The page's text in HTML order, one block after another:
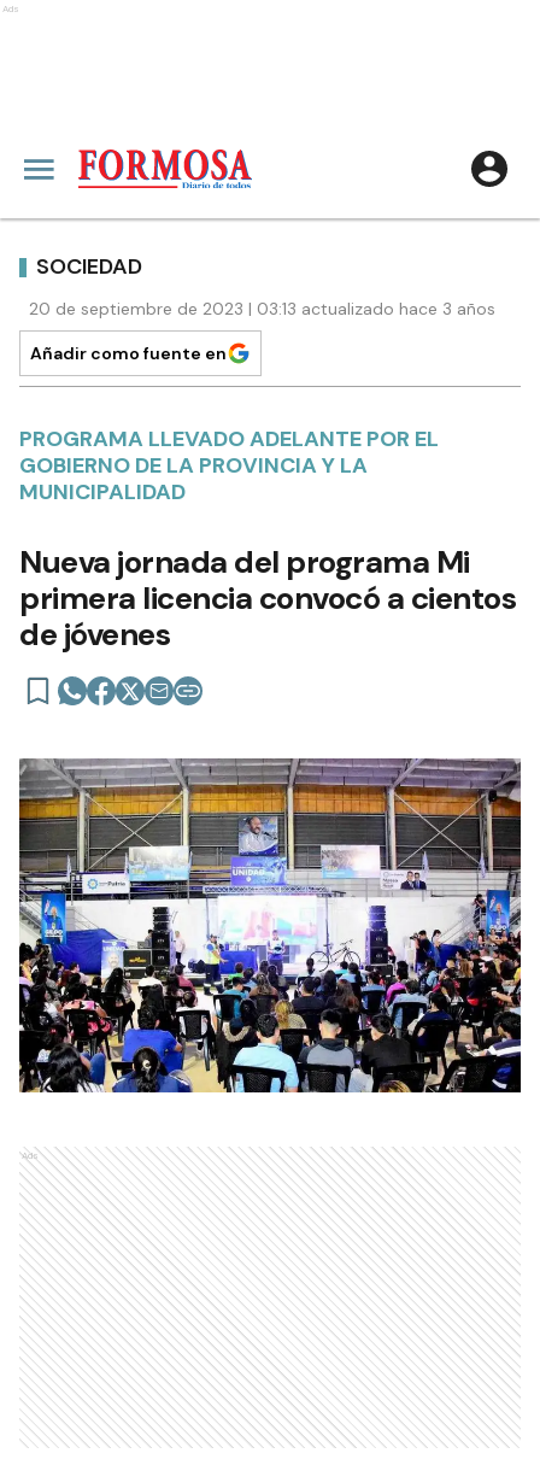
Ads
SOCIEDAD
20 de septiembre de 2023 | 03:13 actualizado hace 3 años
Añadir como fuente en
PROGRAMA LLEVADO ADELANTE POR EL
GOBIERNO DE LA PROVINCIA Y LA
MUNICIPALIDAD
Nueva jornada del programa Mi
primera licencia convocó a cientos
de jóvenes
Ads